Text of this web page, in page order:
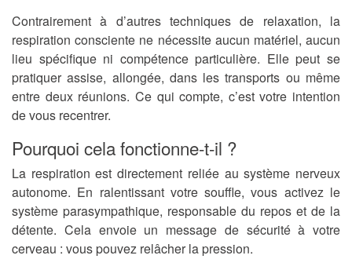
Contrairement à d’autres techniques de relaxation, la
respiration consciente ne nécessite aucun matériel, aucun
lieu spécifique ni compétence particulière. Elle peut se
pratiquer assise, allongée, dans les transports ou même
entre deux réunions. Ce qui compte, c’est votre intention
de vous recentrer.
Pourquoi cela fonctionne-t-il ?
La respiration est directement reliée au système nerveux
autonome. En ralentissant votre souffle, vous activez le
système parasympathique, responsable du repos et de la
détente. Cela envoie un message de sécurité à votre
cerveau : vous pouvez relâcher la pression.